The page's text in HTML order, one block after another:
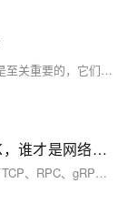
理解这些基本的网络协议对于任何网络专业人员都是至关重要的，它们不仅是网络通信的基础，也是构建更复杂网络服务和应用的基石。网络技术的不断发展可能会带来新的协议和标准，但这些基本协议的核心概念和原理将继续是理解和创新网络技术的关键。
揭秘！TCP、RPC、gRPC、HTTP大PK，谁才是网络通信界的超级巨星？一篇文章带你秒懂！
【8月更文挑战第25天】本文以教程形式深入对比了TCP、RPC、gRPC与HTTP这四种关键通信协议，并通过Go语言中的示例代码展示了各自的实现方法。TCP作为一种可靠的传输层协议，确保了数据的完整性和顺序性；RPC与gRPC作为远程过程调用框架，特别适合于分布式系统的函数调用与数据交换，其中gRPC在性能和跨语言支持方面表现出色；HTTP则是广泛应用于Web浏览器与服务器通信的应用层协议。选择合适的协议需根据具体需求综合考量。